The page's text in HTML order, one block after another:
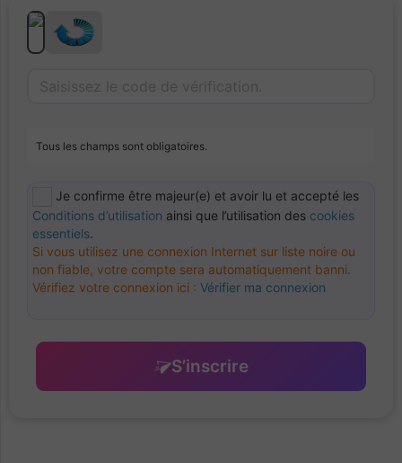
Tous les champs sont obligatoires.
Je confirme être majeur(e) et avoir lu et accepté les
Conditions d’utilisation ainsi que l’utilisation des cookies
essentiels.
Si vous utilisez une connexion Internet sur liste noire ou
non fiable, votre compte sera automatiquement banni.
Vérifiez votre connexion ici : Vérifier ma connexion
S’inscrire